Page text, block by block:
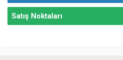
Satış Noktaları